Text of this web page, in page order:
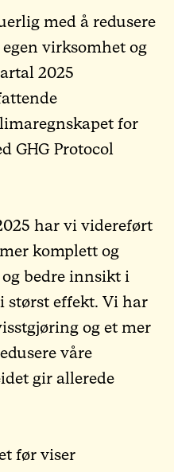
med å redusere
virksomhet og
2025
for
GHG Protocol
har vi videreført
komplett og
bedre innsikt i
størst effekt. Vi har
og et mer
våre
gir allerede
før viser